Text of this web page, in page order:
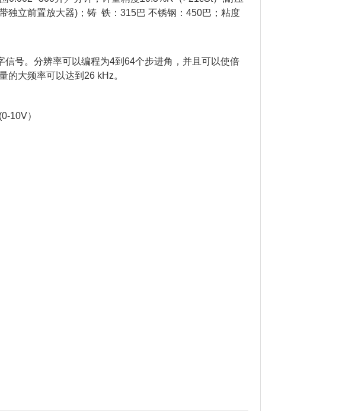
立前置放大器)；铸 铁：315巴 不锈钢：450巴；粘度
号。分辨率可以编程为4到64个步进角，并且可以使倍
的大频率可以达到26 kHz。
10V）